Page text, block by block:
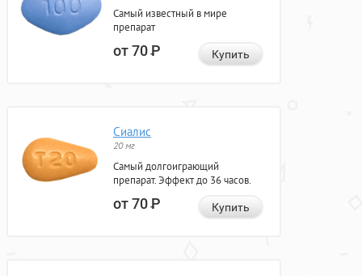
Самый известный в мире
препарат
от 70Р Купить
Сиалис
20 мг
Самый долгоиграющий
препарат. Эффект до 36 часов.
от 70Р Купить